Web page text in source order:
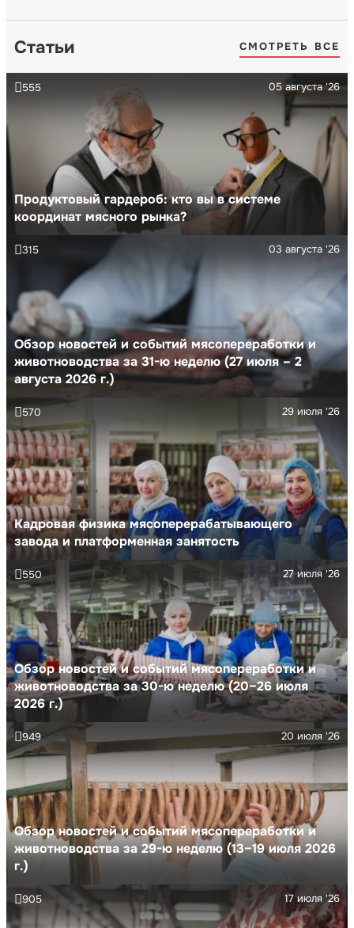
Статьи СМОТРЕТЬ ВСЕ
Продуктовый гардероб: кто вы в системе
координат мясного рынка?
05 августа '26
555
Обзор новостей и событий мясопереработки и
животноводства за 31-ю неделю (27 июля – 2
августа 2026 г.)
03 августа '26
315
Кадровая физика мясоперерабатывающего
завода и платформенная занятость
29 июля '26
570
Обзор новостей и событий мясопереработки и
животноводства за 30-ю неделю (20–26 июля
2026 г.)
27 июля '26
550
Обзор новостей и событий мясопереработки и
животноводства за 29-ю неделю (13–19 июля 2026
г.)
20 июля '26
949
17 июля '26
905